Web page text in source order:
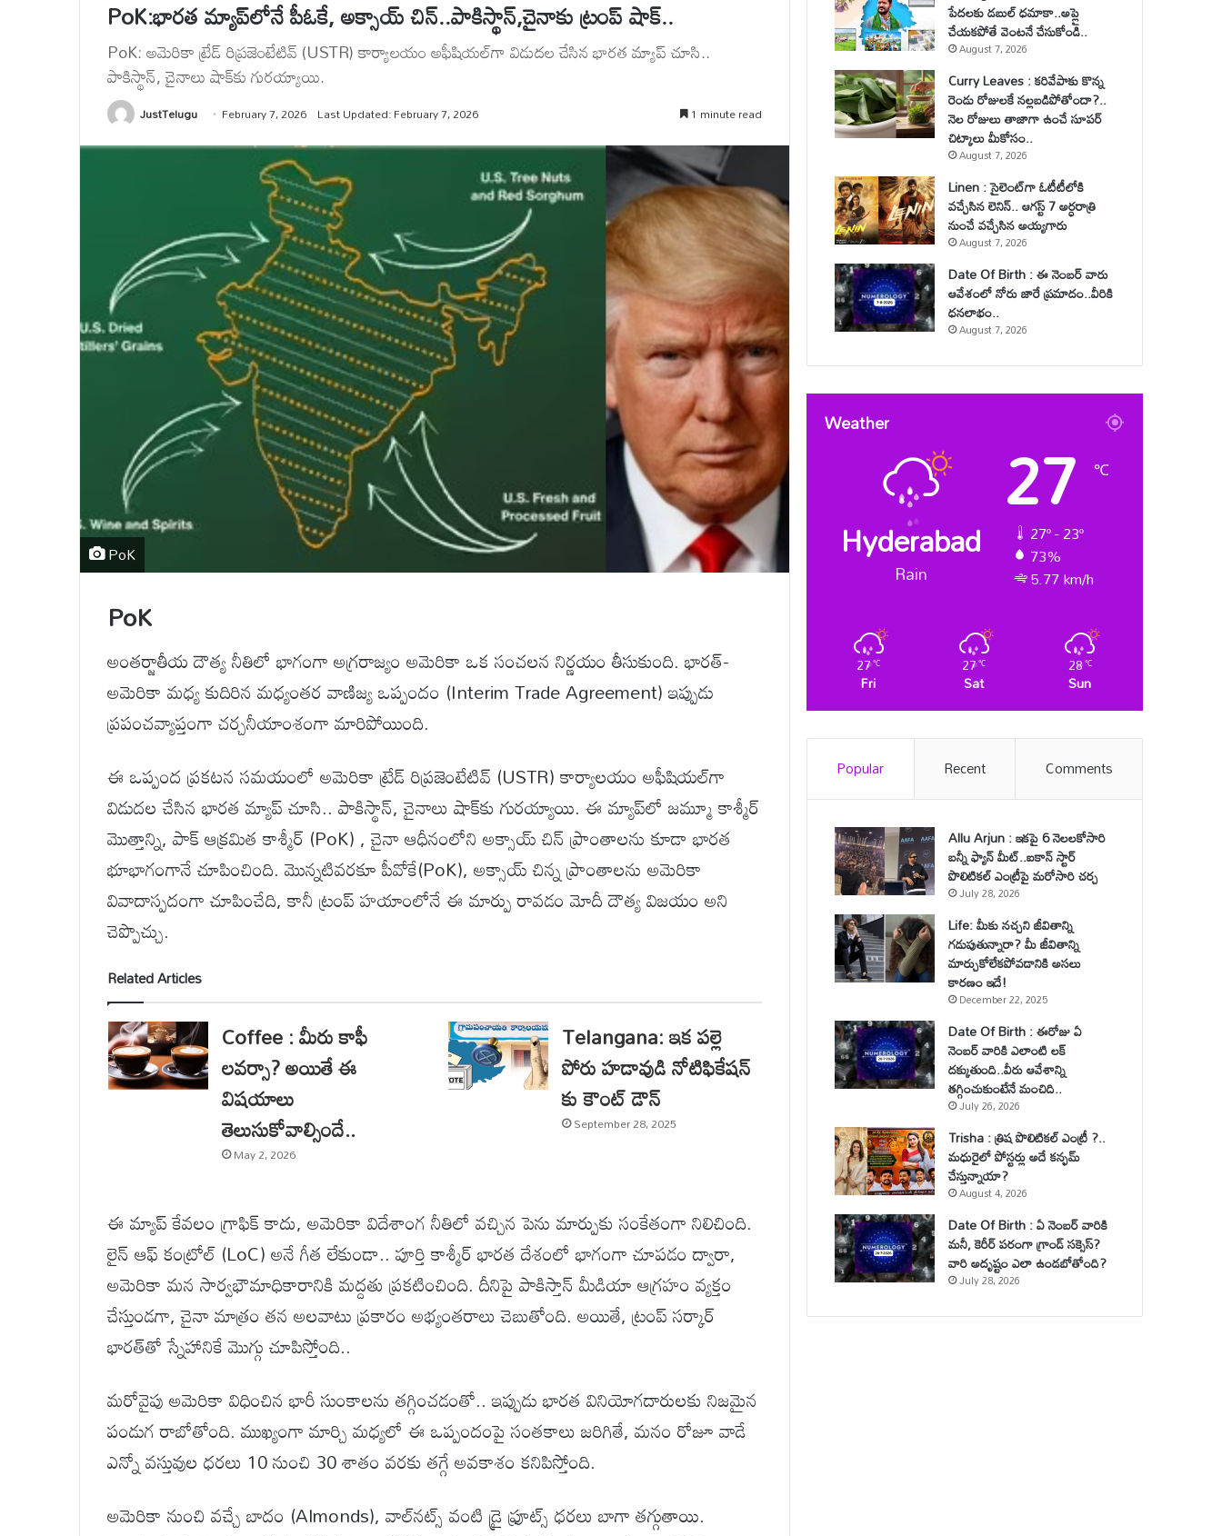
PoK:భారత మ్యాప్‌లోనే పీఓకే, అక్సాయ్ చిన్..పాకిస్థాన్‌,చైనాకు ట్రంప్ షాక్..
PoK: అమెరికా ట్రేడ్ రిప్రజెంటేటివ్ (USTR) కార్యాలయం అఫీషియల్‌గా విడుదల చేసిన భారత మ్యాప్ చూసి..
పాకిస్థాన్, చైనాలు షాక్‌కు గురయ్యాయి.
JustTelugu February 7, 2026 Last Updated: February 7, 2026 1 minute read
PoK
PoK
అంతర్జాతీయ దౌత్య నీతిలో భాగంగా అగ్రరాజ్యం అమెరికా ఒక సంచలన నిర్ణయం తీసుకుంది. భారత్-
అమెరికా మధ్య కుదిరిన మధ్యంతర వాణిజ్య ఒప్పందం (Interim Trade Agreement) ఇప్పుడు
ప్రపంచవ్యాప్తంగా చర్చనీయాంశంగా మారిపోయింది.
ఈ ఒప్పంద ప్రకటన సమయంలో అమెరికా ట్రేడ్ రిప్రజెంటేటివ్ (USTR) కార్యాలయం అఫీషియల్‌గా
విడుదల చేసిన భారత మ్యాప్ చూసి.. పాకిస్థాన్, చైనాలు షాక్‌కు గురయ్యాయి. ఈ మ్యాప్‌లో జమ్మూ కాశ్మీర్
మొత్తాన్ని, పాక్ ఆక్రమిత కాశ్మీర్ (PoK) , చైనా ఆధీనంలోని అక్సాయ్ చిన్ ప్రాంతాలను కూడా భారత
భూభాగంగానే చూపించింది. మొన్నటివరకూ పీవోకే(PoK), అక్సాయ్ చిన్న ప్రాంతాలను అమెరికా
వివాదాస్పదంగా చూపించేది, కానీ ట్రంప్ హయాంలోనే ఈ మార్పు రావడం మోదీ దౌత్య విజయం అని
చెప్పొచ్చు.
Related Articles
Coffee : మీరు కాఫీ
లవర్సా? అయితే ఈ
విషయాలు
తెలుసుకోవాల్సిందే..
May 2, 2026
Telangana: ఇక పల్లె
పోరు హడావుడి నోటిఫికేషన్
కు కౌంట్ డౌన్
September 28, 2025
ఈ మ్యాప్ కేవలం గ్రాఫిక్ కాదు, అమెరికా విదేశాంగ నీతిలో వచ్చిన పెను మార్పుకు సంకేతంగా నిలిచింది.
లైన్ ఆఫ్ కంట్రోల్ (LoC) అనే గీత లేకుండా.. పూర్తి కాశ్మీర్ భారత దేశంలో భాగంగా చూపడం ద్వారా,
అమెరికా మన సార్వభౌమాధికారానికి మద్దతు ప్రకటించింది. దీనిపై పాకిస్తాన్ మీడియా ఆగ్రహం వ్యక్తం
చేస్తుండగా, చైనా మాత్రం తన అలవాటు ప్రకారం అభ్యంతరాలు చెబుతోంది. అయితే, ట్రంప్ సర్కార్
భారత్‌తో స్నేహానికే మొగ్గు చూపిస్తోంది..
మరోవైపు అమెరికా విధించిన భారీ సుంకాలను తగ్గించడంతో.. ఇప్పుడు భారత వినియోగదారులకు నిజమైన
పండుగ రాబోతోంది. ముఖ్యంగా మార్చి మధ్యలో ఈ ఒప్పందంపై సంతకాలు జరిగితే, మనం రోజూ వాడే
ఎన్నో వస్తువుల ధరలు 10 నుంచి 30 శాతం వరకు తగ్గే అవకాశం కనిపిస్తోంది.
అమెరికా నుంచి వచ్చే బాదం (Almonds), వాల్‌నట్స్ వంటి డ్రై ఫ్రూట్స్ ధరలు బాగా తగ్గుతాయి.
పేదలకు డబుల్ ధమాకా..అప్లై
చేయకపోతే వెంటనే చేసుకోండి..
August 7, 2026
Curry Leaves : కరివేపాకు కొన్న
రెండు రోజులకే నల్లబడిపోతోందా?..
నెల రోజులు తాజాగా ఉంచే సూపర్
చిట్కాలు మీకోసం..
August 7, 2026
Linen : సైలెంట్‌గా ఓటీటీలోకి
వచ్చేసిన లెనిన్.. ఆగస్ట్ 7 అర్ధరాత్రి
నుంచే వచ్చేసిన అయ్యగారు
August 7, 2026
Date Of Birth : ఈ నెంబర్ వారు
ఆవేశంలో నోరు జారే ప్రమాదం..వీరికి
ధనలాభం..
August 7, 2026
Weather
Hyderabad
Rain
27 ℃
27º - 23º
73%
5.77 km/h
27℃
Fri
27℃
Sat
28℃
Sun
Popular Recent Comments
Allu Arjun : ఇకపై 6 నెలలకోసారి
బన్నీ ఫ్యాన్ మీట్..ఐకాన్ స్టార్
పొలిటికల్ ఎంట్రీపై మరోసారి చర్చ
July 28, 2026
Life: మీకు నచ్చని జీవితాన్ని
గడుపుతున్నారా? మీ జీవితాన్ని
మార్చుకోలేకపోవడానికి అసలు
కారణం ఇదే!
December 22, 2025
Date Of Birth : ఈరోజు ఏ
నెంబర్ వారికి ఎలాంటి లక్
దక్కుతుంది..వీరు ఆవేశాన్ని
తగ్గించుకుంటేనే మంచిది..
July 26, 2026
Trisha : త్రిష పొలిటికల్ ఎంట్రీ ?..
మధురైలో పోస్టర్లు అదే కన్ఫమ్
చేస్తున్నాయా?
August 4, 2026
Date Of Birth : ఏ నెంబర్ వారికి
మనీ, కెరీర్ పరంగా గ్రాండ్ సక్సెస్?
వారి అదృష్టం ఎలా ఉండబోతోంది?
July 28, 2026